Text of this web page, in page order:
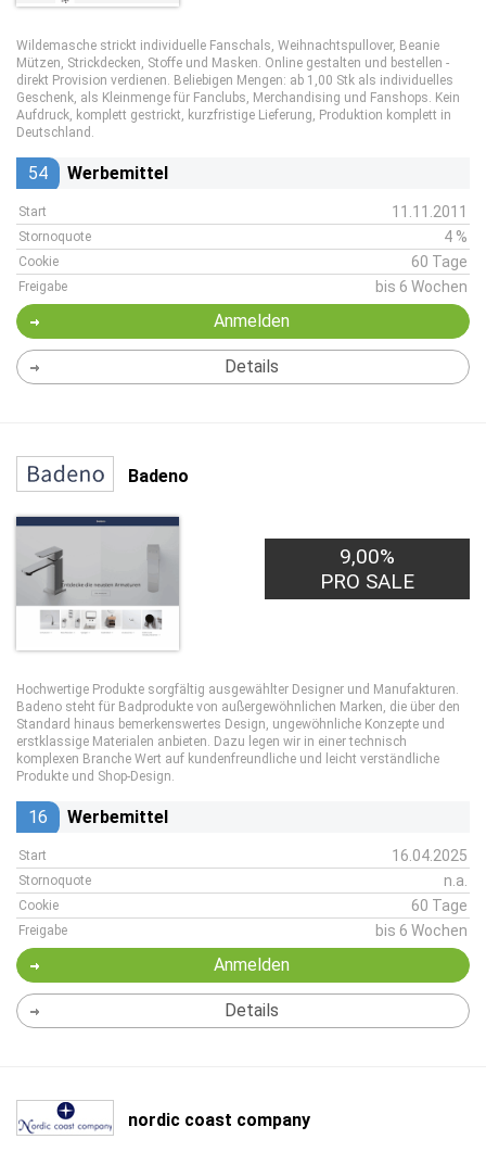
Wildemasche strickt individuelle Fanschals, Weihnachtspullover, Beanie
Mützen, Strickdecken, Stoffe und Masken. Online gestalten und bestellen -
direkt Provision verdienen. Beliebigen Mengen: ab 1,00 Stk als individuelles
Geschenk, als Kleinmenge für Fanclubs, Merchandising und Fanshops. Kein
Aufdruck, komplett gestrickt, kurzfristige Lieferung, Produktion komplett in
Deutschland.
54 Werbemittel
Start 11.11.2011
Stornoquote 4 %
Cookie 60 Tage
Freigabe bis 6 Wochen
Anmelden
Details
Badeno
9,00%
PRO SALE
Hochwertige Produkte sorgfältig ausgewählter Designer und Manufakturen.
Badeno steht für Badprodukte von außergewöhnlichen Marken, die über den
Standard hinaus bemerkenswertes Design, ungewöhnliche Konzepte und
erstklassige Materialen anbieten. Dazu legen wir in einer technisch
komplexen Branche Wert auf kundenfreundliche und leicht verständliche
Produkte und Shop-Design.
16 Werbemittel
Start 16.04.2025
Stornoquote n.a.
Cookie 60 Tage
Freigabe bis 6 Wochen
Anmelden
Details
nordic coast company